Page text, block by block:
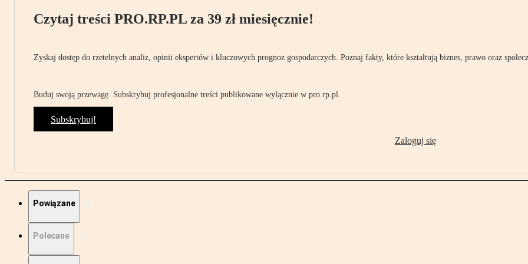
Czytaj treści PRO.RP.PL za 39 zł miesięcznie!
Zyskaj dostęp do rzetelnych analiz, opinii ekspertów i kluczowych prognoz gospodarczych. Poznaj fakty, które kształtują biznes, prawo oraz
Buduj swoją przewagę. Subskrybuj profesjonalne treści publikowane wyłącznie w pro.rp.pl.
Subskrybuj!
Zaloguj się
Powiązane
Polecane